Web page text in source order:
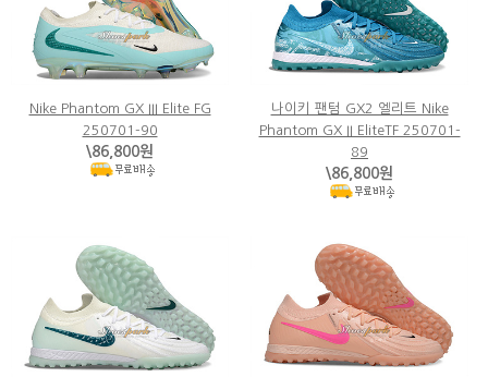
Nike Phantom GX III Elite FG
250701-90
\86,800원
나이키 팬텀 GX2 엘리트 Nike
Phantom GX II EliteTF 250701-
89
\86,800원